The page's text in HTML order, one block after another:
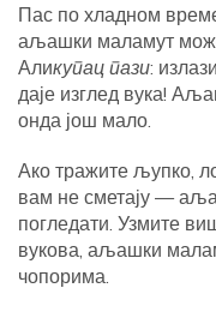
Пас по хладном
аљашки маламут
Аликупац пази:
даје изглед вука!
онда још мало.
Ако тражите љупко,
вам не сметају —
погледати. Узмите
вукова, аљашки
чопорима.